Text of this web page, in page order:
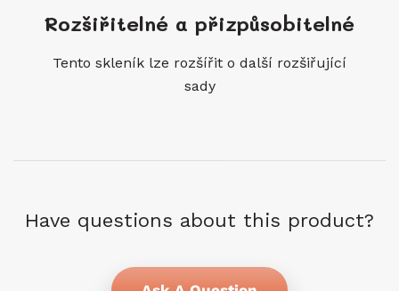
Rozšiřitelné a přizpůsobitelné
Tento skleník lze rozšířit o další rozšiřující
sady
Have questions about this product?